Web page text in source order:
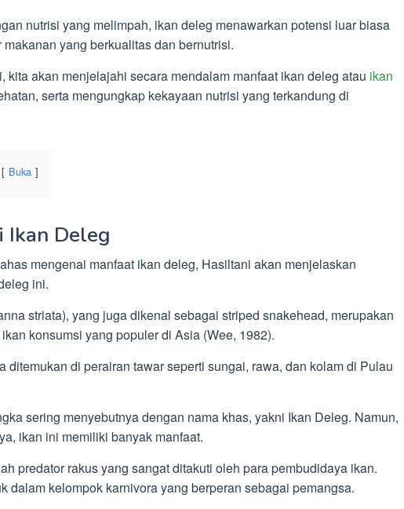
nutrisi yang melimpah, ikan deleg menawarkan potensi luar biasa
yang berkualitas dan bernutrisi.
kita akan menjelajahi secara mendalam manfaat ikan deleg atau ikan
serta mengungkap kekayaan nutrisi yang terkandung di
Buka
Ikan Deleg
mengenai manfaat ikan deleg, Hasiltani akan menjelaskan
ini.
striata), yang juga dikenal sebagai striped snakehead, merupakan
konsumsi yang populer di Asia (Wee, 1982).
ditemukan di perairan tawar seperti sungai, rawa, dan kolam di Pulau
sering menyebutnya dengan nama khas, yakni Ikan Deleg. Namun,
ikan ini memiliki banyak manfaat.
predator rakus yang sangat ditakuti oleh para pembudidaya ikan.
dalam kelompok karnivora yang berperan sebagai pemangsa.